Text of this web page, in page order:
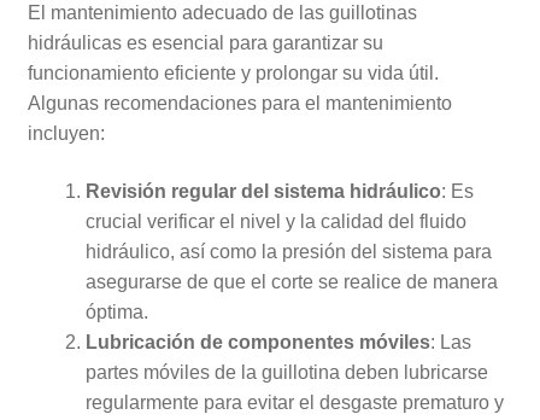
El mantenimiento adecuado de las guillotinas
hidráulicas es esencial para garantizar su
funcionamiento eficiente y prolongar su vida útil.
Algunas recomendaciones para el mantenimiento
incluyen:
Revisión regular del sistema hidráulico: Es
crucial verificar el nivel y la calidad del fluido
hidráulico, así como la presión del sistema para
asegurarse de que el corte se realice de manera
óptima.
Lubricación de componentes móviles: Las
partes móviles de la guillotina deben lubricarse
regularmente para evitar el desgaste prematuro y